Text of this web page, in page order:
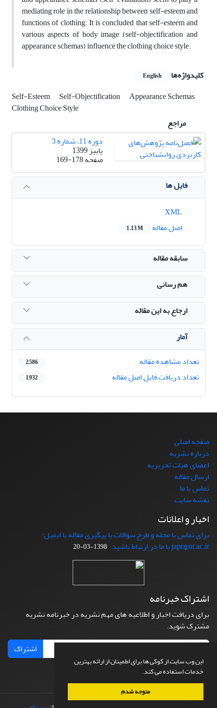
این وب سایت از کوکی ها برای اطمینان از ارائه بهترین
خدمات استفاده می کند.
متوجه شدم
mediating role in the relationship between self-esteem and
functions of clothing. It is concluded that self-esteem and
various aspects of body image (self-objectification and
appearance schemas) influence the clothing choice style.
کلیدواژه‌ها
English
Self-Esteem Self-Objectification
Appearance Schemas
Clothing Choice Style
مراجع
دوره 11، شماره 3
پاییز 1399
صفحه169-178
فایل ها
اصل مقاله
1.13 M
سابقه مقاله
هم رسانی
ارجاع به این مقاله
آمار
تعداد مشاهده مقاله
2,586
تعداد دریافت فایل اصل مقاله 1,932
صفحه اصلی
درباره نشریه
اعضای هیات تحریریه
ارسال مقاله
تماس با ما
نقشه سایت
اخبار و اعلانات
برای تماس با مجله و طرح سوالات یا پیگیری مقاله با ایمیل:
japr@ut.ac.ir با ما در ارتباط باشید.
1398-03-20
اشتراک خبرنامه
برای دریافت اخبار و اطلاعیه های مهم نشریه در خبرنامه نشریه
مشترک شوید.
اشتراک